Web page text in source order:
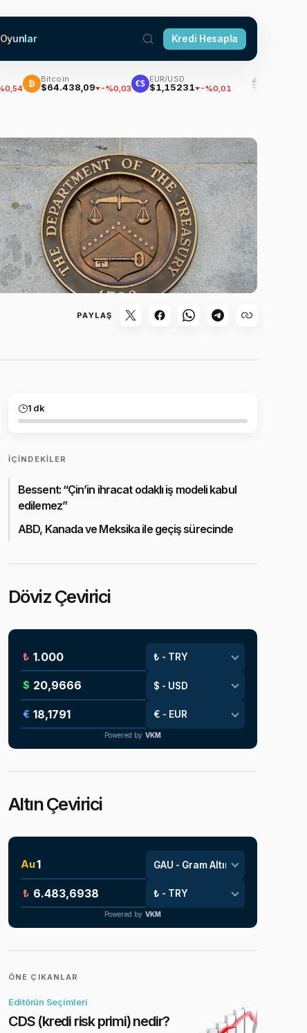
Oyunlar Kredi Hesapla
₿
Bitcoin
$64.438,09 -%0,03 €$
EUR/USD
$1,15231 -%0,01
Dolar
47,7013
PAYLAŞ
1 dk
İÇINDEKILER
Bessent: “Çin’in ihracat odaklı iş modeli kabul
edilemez”
ABD, Kanada ve Meksika ile geçiş sürecinde
Döviz Çevirici
₺
$
€
Powered by VKM
Altın Çevirici
Au
₺
Powered by VKM
ÖNE ÇIKANLAR
Editörün Seçimleri
CDS (kredi risk primi) nedir?